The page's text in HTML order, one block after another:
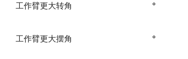
工作臂更大转角 °
工作臂更大摆角 °